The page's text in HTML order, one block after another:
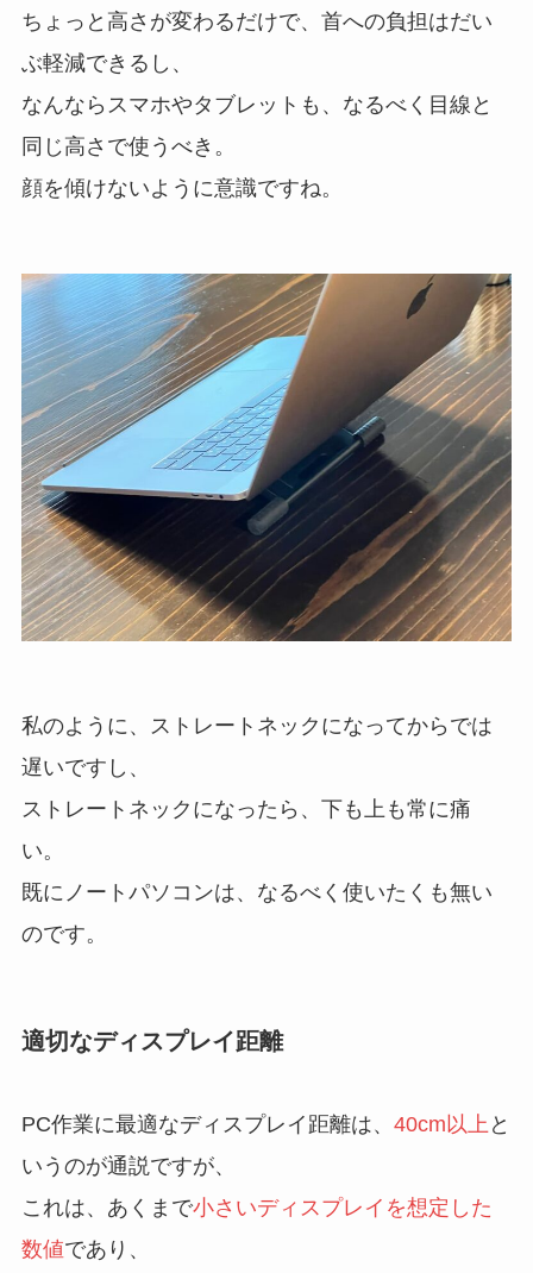
ちょっと高さが変わるだけで、首への負担はだい
ぶ軽減できるし、
なんならスマホやタブレットも、なるべく目線と
同じ高さで使うべき。
顔を傾けないように意識ですね。
私のように、ストレートネックになってからでは
遅いですし、
ストレートネックになったら、下も上も常に痛
い。
既にノートパソコンは、なるべく使いたくも無い
のです。
適切なディスプレイ距離
PC作業に最適なディスプレイ距離は、 40cm以上 と
いうのが通説ですが、
これは、あくまで小さいディスプレイを想定した
数値であり、